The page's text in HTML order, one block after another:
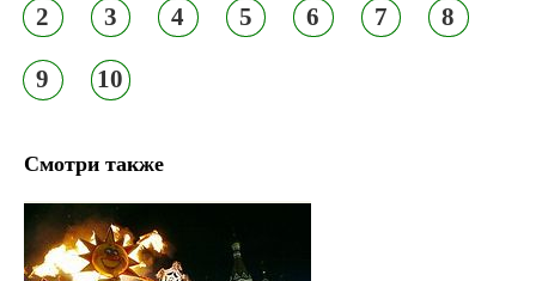
2 3 4 5 6 7 8
9 10
Смотри также